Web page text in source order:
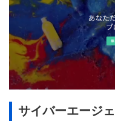
サイバーエージ